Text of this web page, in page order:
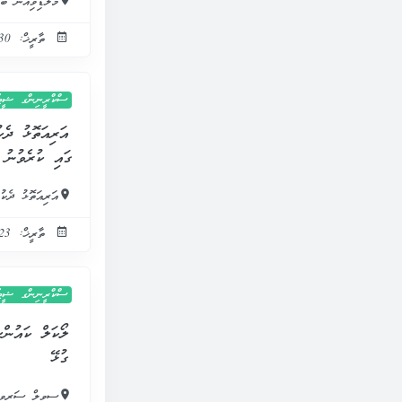
ތާރީޚް: 30 އޭޕްރީލް 2025
ސްކްރީނިންގ
ގައި
އަރިއަތޮޅު
ތާރީޚް: 23 އޭޕްރީލް 2025
ސްކްރީނިންގ
ގުޅޭ
ސިވިލް